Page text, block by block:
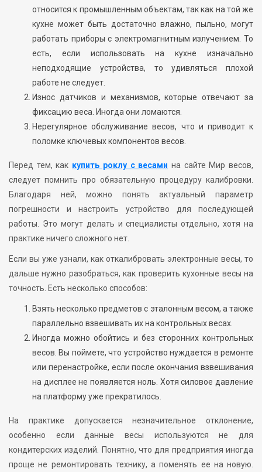
относится к промышленным объектам, так как на той же
кухне может быть достаточно влажно, пыльно, могут
работать приборы с электромагнитным излучением. То
есть, если использовать на кухне изначально
неподходящие устройства, то удивляться плохой
работе не следует.
Износ датчиков и механизмов, которые отвечают за
фиксацию веса. Иногда они ломаются.
Нерегулярное обслуживание весов, что и приводит к
поломке ключевых компонентов весов.
Перед тем, как купить роклу с весами на сайте Мир весов,
следует помнить про обязательную процедуру калибровки.
Благодаря ней, можно понять актуальный параметр
погрешности и настроить устройство для последующей
работы. Это могут делать и специалисты отдельно, хотя на
практике ничего сложного нет.
Если вы уже узнали, как откалибровать электронные весы, то
дальше нужно разобраться, как проверить кухонные весы на
точность. Есть несколько способов:
Взять несколько предметов с эталонным весом, а также
параллельно взвешивать их на контрольных весах.
Иногда можно обойтись и без сторонних контрольных
весов. Вы поймете, что устройство нуждается в ремонте
или перенастройке, если после окончания взвешивания
на дисплее не появляется ноль. Хотя силовое давление
на платформу уже прекратилось.
На практике допускается незначительное отклонение,
особенно если данные весы используются не для
кондитерских изделий. Понятно, что для предприятия иногда
проще не ремонтировать технику, а поменять ее на новую.